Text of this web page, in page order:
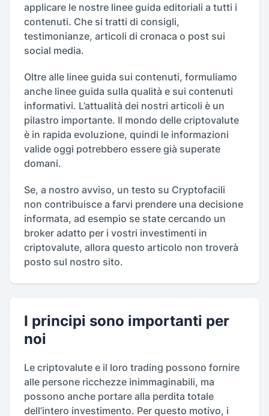
applicare le nostre linee guida editoriali a tutti i
contenuti. Che si tratti di consigli,
testimonianze, articoli di cronaca o post sui
social media.
Oltre alle linee guida sui contenuti, formuliamo
anche linee guida sulla qualità e sui contenuti
informativi. L’attualità dei nostri articoli è un
pilastro importante. Il mondo delle criptovalute
è in rapida evoluzione, quindi le informazioni
valide oggi potrebbero essere già superate
domani.
Se, a nostro avviso, un testo su Cryptofacili
non contribuisce a farvi prendere una decisione
informata, ad esempio se state cercando un
broker adatto per i vostri investimenti in
criptovalute, allora questo articolo non troverà
posto sul nostro sito.
I principi sono importanti per
noi
Le criptovalute e il loro trading possono fornire
alle persone ricchezze inimmaginabili, ma
possono anche portare alla perdita totale
dell’intero investimento. Per questo motivo, i